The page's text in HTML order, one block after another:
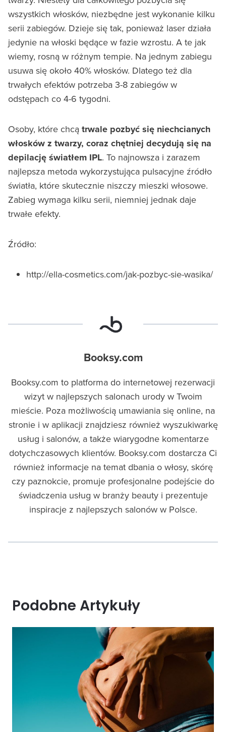
wszystkich włosków, niezbędne jest wykonanie kilku
serii zabiegów. Dzieje się tak, ponieważ laser działa
jedynie na włoski będące w fazie wzrostu. A te jak
wiemy, rosną w różnym tempie. Na jednym zabiegu
usuwa się około 40% włosków. Dlatego też dla
trwałych efektów potrzeba 3-8 zabiegów w
odstępach co 4-6 tygodni.
Osoby, które chcą trwale pozbyć się niechcianych
włosków z twarzy, coraz chętniej decydują się na
depilację światłem IPL. To najnowsza i zarazem
najlepsza metoda wykorzystująca pulsacyjne źródło
światła, które skutecznie niszczy mieszki włosowe.
Zabieg wymaga kilku serii, niemniej jednak daje
trwałe efekty.
Źródło:
http://ella-cosmetics.com/jak-pozbyc-sie-wasika/
Booksy.com
Booksy.com to platforma do internetowej rezerwacji
wizyt w najlepszych salonach urody w Twoim
mieście. Poza możliwością umawiania się online, na
stronie i w aplikacji znajdziesz również wyszukiwarkę
usług i salonów, a także wiarygodne komentarze
dotychczasowych klientów. Booksy.com dostarcza Ci
również informacje na temat dbania o włosy, skórę
czy paznokcie, promuje profesjonalne podejście do
świadczenia usług w branży beauty i prezentuje
inspiracje z najlepszych salonów w Polsce.
Podobne Artykuły